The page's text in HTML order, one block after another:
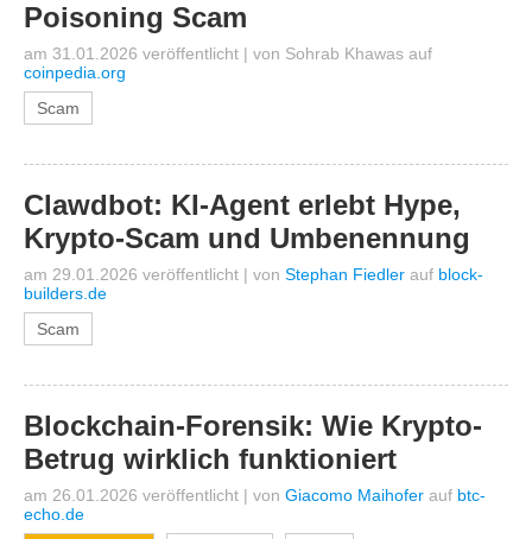
Poisoning Scam
am 31.01.2026 veröffentlicht | von Sohrab Khawas auf
coinpedia.org
Scam
Clawdbot: KI-Agent erlebt Hype,
Krypto-Scam und Umbenennung
am 29.01.2026 veröffentlicht | von Stephan Fiedler auf block-
builders.de
Scam
Blockchain-Forensik: Wie Krypto-
Betrug wirklich funktioniert
am 26.01.2026 veröffentlicht | von Giacomo Maihofer auf btc-
echo.de